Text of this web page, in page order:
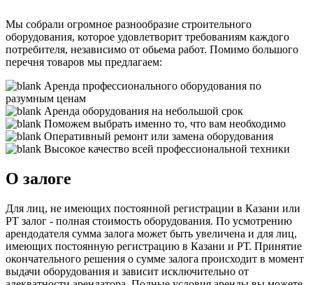
Мы собрали огромное разнообразие строительного
оборудования, которое удовлетворит требованиям каждого
потребителя, независимо от обьема работ. Помимо большого
перечня товаров мы предлагаем:
Аренда профессионального оборудования по
разумным ценам
Аренда оборудования на небольшой срок
Поможем выбрать именно то, что вам необходимо
Оперативный ремонт или замена оборудования
Высокое качество всей профессиональной техники
О залоге
Для лиц, не имеющих постоянной регистрации в Казани или
РТ залог - полная стоимость оборудования. По усмотрению
арендодателя сумма залога может быть увеличена и для лиц,
имеющих постоянную регистрацию в Казани и РТ. Принятие
окончательного решения о сумме залога происходит в момент
выдачи оборудования и зависит исключительно от